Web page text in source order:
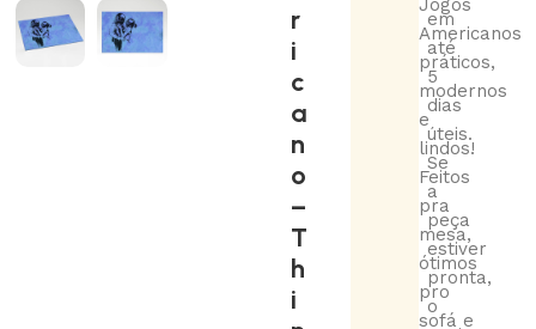
r
i
c
a
n
o
–
T
h
i
em
até
5
dias
úteis.
Se
a
peça
estiver
pronta,
o
Jogos
Americanos
práticos,
modernos
e
lindos!
Feitos
pra
mesa,
ótimos
pro
sofá e